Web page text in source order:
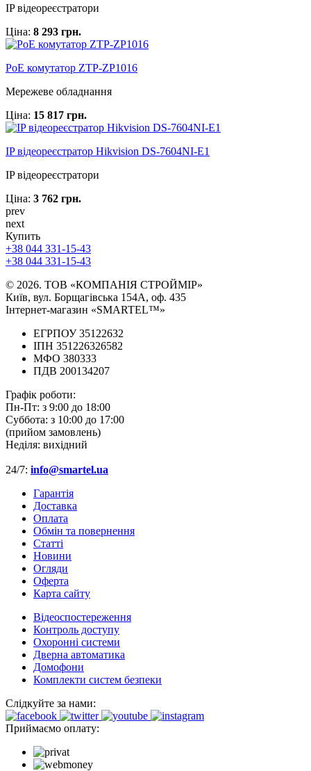
IP відеореєстратори
Ціна: 8 293 грн.
PoE комутатор ZTP-ZP1016
Мережеве обладнання
Ціна: 15 817 грн.
IP відеореєстратор Hikvision DS-7604NI-E1
IP відеореєстратори
Ціна: 3 762 грн.
prev
next
Купить
+38 044 331-15-43
+38 044 331-15-43
© 2026. ТОВ «КОМПАНІЯ СТРОЙМІР»
Київ, вул. Борщагівська 154А, оф. 435
Інтернет-магазин «SMARTEL™»
ЕГРПОУ 35122632
ІПН 351226326582
МФО 380333
ПДВ 200134207
Графік роботи:
Пн-Пт: з 9:00 до 18:00
Суббота: з 10:00 до 17:00
(прийом замовлень)
Неділя: вихідний
24/7: info@smartel.ua
Гарантія
Доставка
Оплата
Обмін та повернення
Cтатті
Новини
Огляди
Оферта
Карта сайту
Відеоспостереження
Контроль доступу
Охоронні системи
Дверна автоматика
Домофони
Комплекти систем безпеки
Слідкуйте за нами:
Приймаємо оплату: